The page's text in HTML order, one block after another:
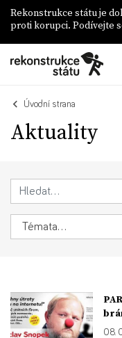
Rekonstrukce státu je
proti korupci. Podívejte
Úvodní strana
Aktuality
08.